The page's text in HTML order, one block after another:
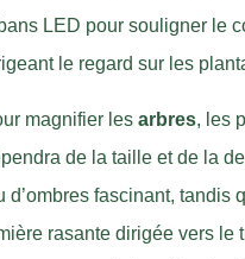
LED pour souligner le
le regard sur les
magnifier les arbres, les
de la taille et de la
d’ombres fascinant, tandis
rasante dirigée vers le